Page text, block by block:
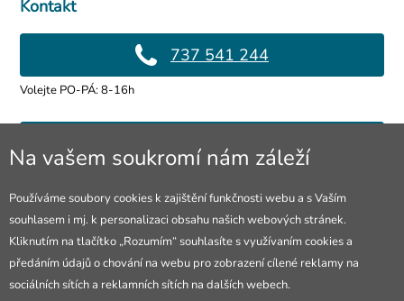
Kontakt
737 541 244
Volejte PO-PÁ: 8-16h
info@4lol.cz
Prodejna Ostrava
28. října 250/285
Na vašem soukromí nám záleží
Používáme soubory cookies k zajištění funkčnosti webu a s Vaším
souhlasem i mj. k personalizaci obsahu našich webových stránek.
Kliknutím na tlačítko „Rozumím“ souhlasíte s využívaním cookies a
předáním údajů o chování na webu pro zobrazení cílené reklamy na
sociálních sítích a reklamních sítích na dalších webech.